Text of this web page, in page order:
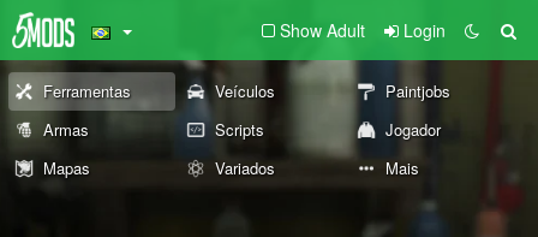
Show Adult Login
Ferramentas Veículos
Paintjobs
Armas
Scripts
Jogador
Mapas
Variados Mais